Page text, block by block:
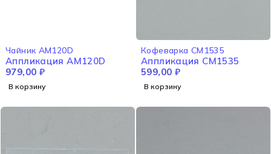
Чайник AM120D
Аппликация AM120D
979,00 ₽
В корзину
Кофеварка CM1535
Аппликация CM1535
599,00 ₽
В корзину